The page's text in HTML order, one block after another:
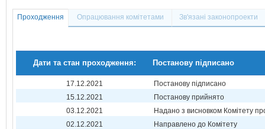
Проходження Опрацювання комітетами Зв'язані законопроекти
Дати та стан проходження: Постанову підписано
17.12.2021
Постанову підписано
15.12.2021
Постанову прийнято
03.12.2021
Надано з висновком Комітету
02.12.2021
Направлено до Комітету